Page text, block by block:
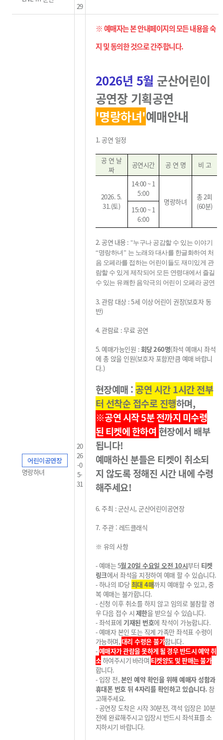
29
어린이공연장
명랑하녀
20
26
-0
5-
31
※ 예매자는 본 안내페이지의 모든 내용을 숙
지 및 동의한 것으로 간주합니다.
2026년 5월 군산어린이
공연장 기획공연
'명랑하녀'예매안내
1.공연 일정
공 연 날
짜
공연시간 공 연 명 비 고
2026. 5.
31.(토)
14:00 ~ 1
5:00
명랑하녀
총2회
(60분)
15:00 ~ 1
6:00
2.공연 내용: "누구나 공감할 수 있는 이야기
“명랑하녀” 는 노래와 대사를 한글화하여 처
음 오페라를 접하는 어린이들도 재미있게 관
람할 수 있게 제작되어 모든 연령대에서 즐길
수 있는 유쾌한 음악극의 어린이 오페라 공연
3.관람 대상 : 5세 이상어린이 권장(보호자 동
반)
4.관람료 :무료 공연
5. 예매가능인원 :회당260명(좌석 예매시 좌석
에 총 앉을 인원(보호자 포함)만큼 예매 바랍니
다.)
현장예매 :공연 시간 1시간 전부
터 선착순 접수로 진행하며,
※공연 시작 5분 전까지 미수령
된 티켓에한하여 현장에서 배부
됩니다!
예매하신 분들은 티켓이 취소되
지 않도록 정해진 시간 내에 수령
해주세요!
6.주최 :군산시, 군산어린이공연장
7. 주관 : 레드클래식
※ 유의 사항
- 예매는5월 20일 수요일 오전 10시부터 티켓
링크에서 좌석을 지정하여 예매 할 수 있습니다.
-하나의 ID당최대 4매까지 예매할 수 있고,중
복 예매는 불가합니다.
- 신청 이후 취소를 하지 않고 임의로 불참할 경
우다음 접수 시제한을 받으실 수 있습니다.
-좌석표에기재된 번호에 착석이 가능합니다.
- 예매자 본인 또는 직계 가족만 좌석표 수령이
가능하며,대리 수령은 불가합니다.
-예매자가 관람을 못하게 될 경우 반드시 예약 취
소하여주시기 바라며 티켓양도 및 판매는 불가
합니다.
- 입장 전,본인 예약 확인을 위해 예매자 성함과
휴대폰 번호 뒤 4자리를 확인하고 있습니다. 참
고해주세요.
-공연장 도착은 시작30분전, 객석 입장은 10분
전에 완료해주시고입장시 반드시 좌석표를소
지하시기 바랍니다.